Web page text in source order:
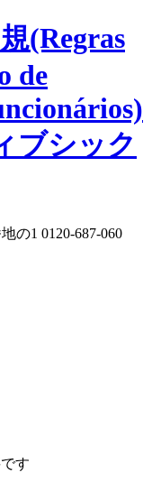
の1 0120-687-060
す